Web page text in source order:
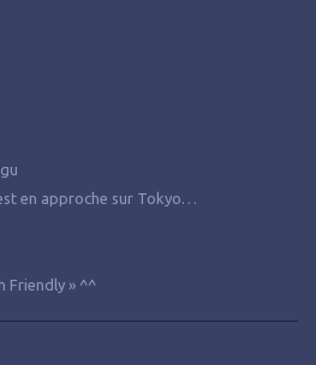
en approche sur Tokyo…
Friendly » ^^